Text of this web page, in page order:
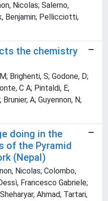
Nicolas; Salerno,
Benjamin; Pellicciotti,
the chemistry
Brighenti, S; Godone, D;
C A; Pintaldi, E;
A; Guyennon, N;
doing in the
of the Pyramid
(Nepal)
Nicolas; Colombo,
Francesco Gabriele;
Ahmad; Tartari,